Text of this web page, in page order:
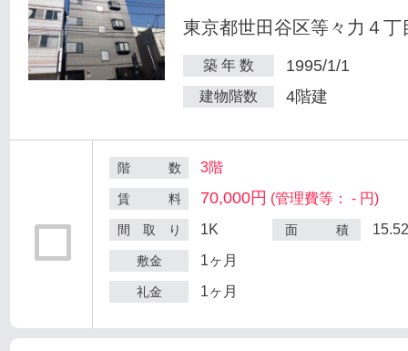
東京都世田谷区等々力４丁
築 年 数 1995/1/1
建物階数 4階建
階 数 3階
賃 料 70,000円 (管理費等： - 円)
間 取 り 1K 面 積
敷金 1ヶ月
礼金 1ヶ月